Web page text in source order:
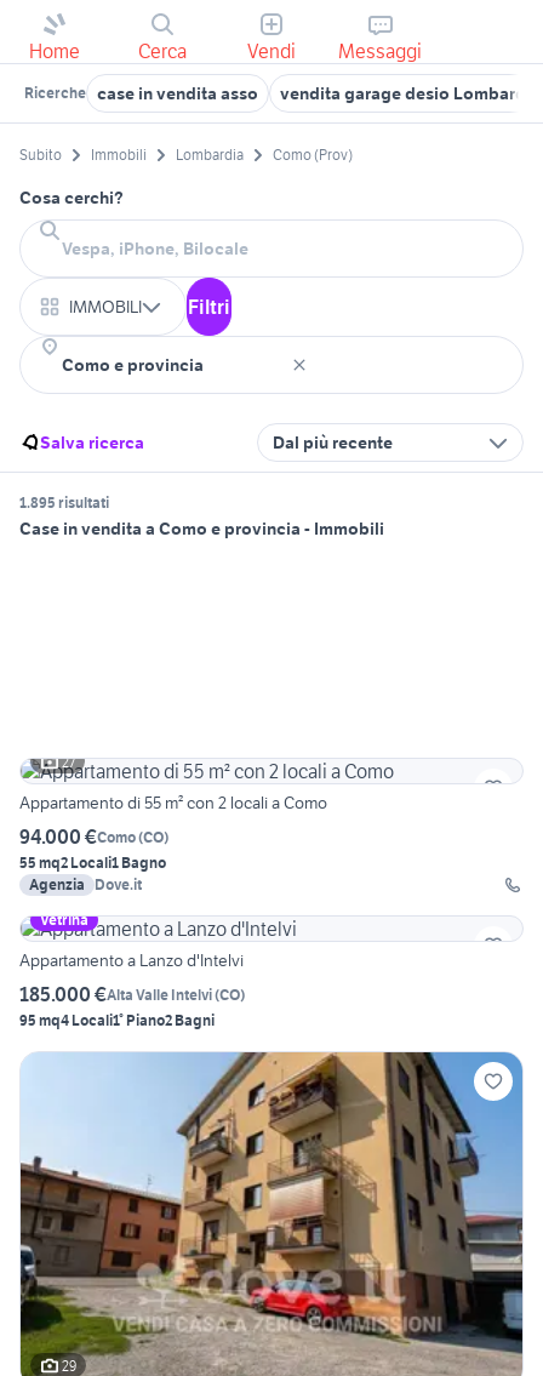
Home Cerca Vendi Messaggi
Ricerche case in vendita asso vendita garage desio Lombardia
Subito Immobili Lombardia Como (Prov)
Cosa cerchi?
IMMOBILI Filtri
Salva ricerca Dal più recente
1.895 risultati
Case in vendita a Como e provincia - Immobili
27
Appartamento di 55 m² con 2 locali a Como
94.000 €Como(CO)
55 mq2 Locali1 Bagno
Agenzia
Dove.it
Vetrina
Appartamento a Lanzo d'Intelvi
185.000 €Alta Valle Intelvi(CO)
95 mq4 Locali1° Piano2 Bagni
29